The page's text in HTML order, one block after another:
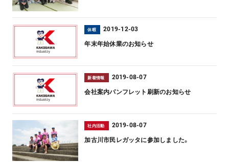
休暇 2019-12-03
年末年始休業のお知らせ
新着情報 2019-08-07
会社案内パンフレット刷新のお知らせ
社内活動 2019-08-07
加古川市民レガッタに参加しました。